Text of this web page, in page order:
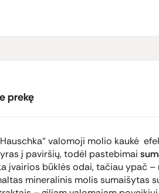
prekę
Hauschka“ valomoji molio kaukė
į paviršių, todėl pastebimai
įvairios būklės odai, tačiau ypač
mineralinis molis sumaišytas